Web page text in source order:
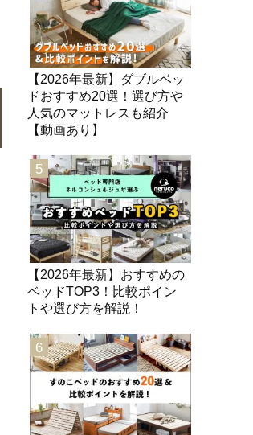
【2026年最新】ダブルベッ
ドおすすめ20選！選び方や
人気のマットレスも紹介
【動画あり】
5
【2026年最新】おすすめの
ベッドTOP3！比較ポイン
トや選び方を解説！
6